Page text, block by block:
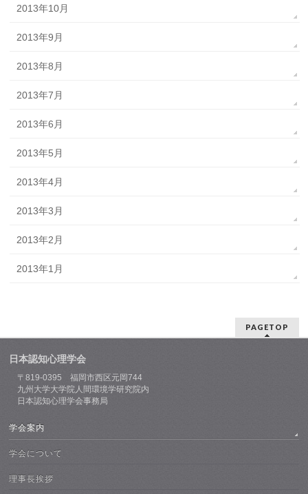
2013年10月
2013年9月
2013年8月
2013年7月
2013年6月
2013年5月
2013年4月
2013年3月
2013年2月
2013年1月
PAGETOP
日本認知心理学会
〒819-0395 福岡市西区元岡744
九州大学大学院人間環境学研究院内
日本認知心理学会事務局
学会案内
学会について
理事長挨拶